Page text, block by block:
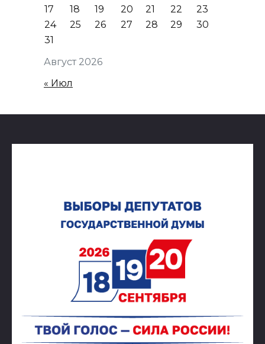
Август 2026
17
18 19 20 21 22
23
24
25 26 27 28 29
30
31
« Июл